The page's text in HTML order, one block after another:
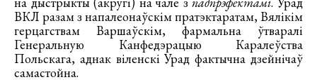
ВКЛ разам з напалеонаўскім пратэктаратам, Вялікім
герцагствам Варшаўскім, фармальна ўтваралі
Генеральную Канфедэрацыю Каралеўства
Польскага, аднак віленскі Урад фактычна дзейнічаў
самастойна.